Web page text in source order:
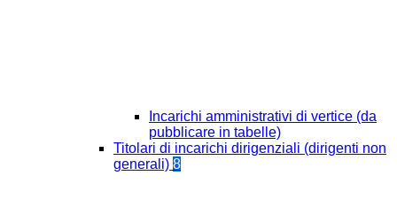
Incarichi amministrativi di vertice (da
pubblicare in tabelle)
Titolari di incarichi dirigenziali (dirigenti non
generali) 8